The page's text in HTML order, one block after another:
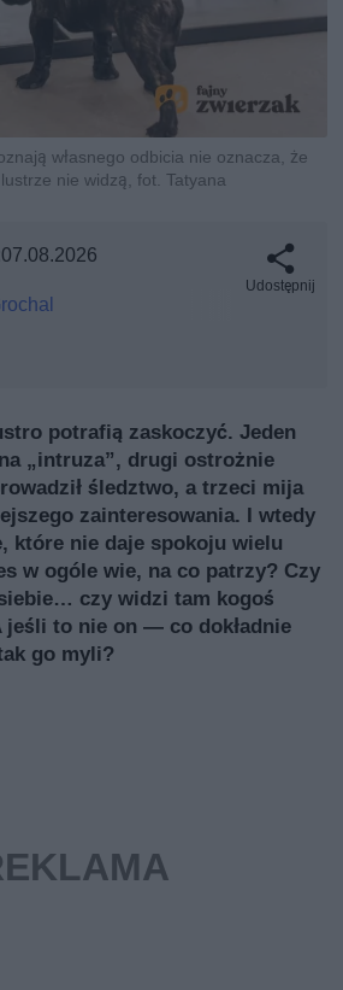
własnego odbicia nie oznacza, że
nie widzą, fot. Tatyana
07.08.2026
Udostępnij
potrafią zaskoczyć. Jeden
„intruzа”, drugi ostrożnie
śledztwo, a trzeci mija
zainteresowania. I wtedy
które nie daje spokoju wielu
w ogóle wie, na co patrzy? Czy
czy widzi tam kogoś
jeśli to nie on — co dokładnie
go myli?